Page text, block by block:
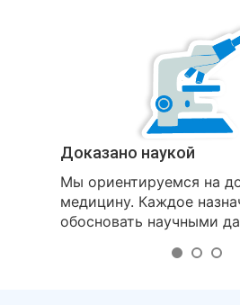
Доказано наукой
Мы ориентируемся на
медицину. Каждое
обосновать научными